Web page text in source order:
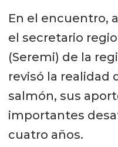
En el encuentro,
el secretario
(Seremi) de la
revisó la realidad
salmón, sus
importantes
cuatro años.